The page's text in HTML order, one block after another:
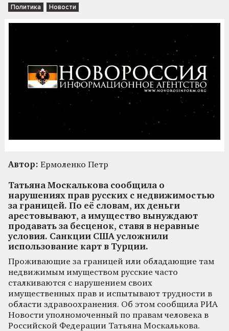
Политика Новости
Автор: Ермоленко Петр
Татьяна Москалькова сообщила о
нарушениях прав русских с недвижимостью
за границей. По её словам, их деньги
арестовывают, а имущество вынуждают
продавать за бесценок, ставя в неравные
условия. Санкции США усложнили
использование карт в Турции.
Проживающие за границей или обладающие там
недвижимым имуществом русские часто
сталкиваются с нарушением своих
имущественных прав и испытывают трудности в
области здравоохранения. Об этом сообщила РИА
Новости уполномоченный по правам человека в
Российской Федерации Татьяна Москалькова.